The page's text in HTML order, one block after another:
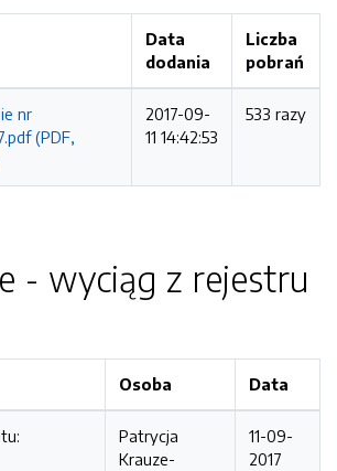
Data
dodania
Liczba
pobrań
nr
(PDF,
2017-09-
11 14:42:53
533 razy
- wyciąg z rejestru
Osoba Data
Patrycja
Krauze-
11-09-
2017